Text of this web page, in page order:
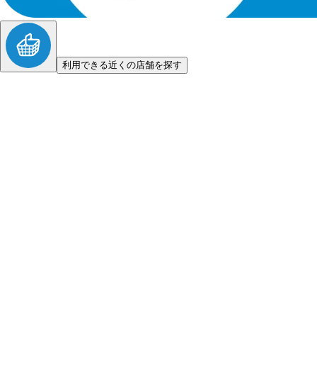
利用できる近くの店舗を探す